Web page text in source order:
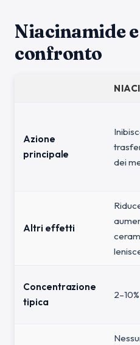
Niacinamide
confronto
Azione
principale
dei
Altri effetti
Concentrazione
tipica
2–10%